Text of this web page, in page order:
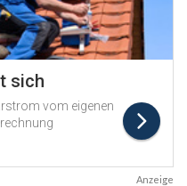
Anzeige